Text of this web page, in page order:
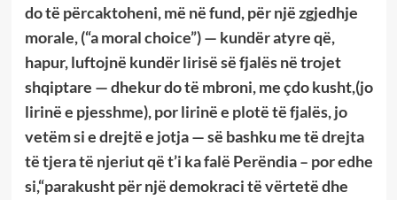
do të përcaktoheni, më në fund, për një zgjedhje
morale, (“a moral choice”) — kundër atyre që,
hapur, luftojnë kundër lirisë së fjalës në trojet
shqiptare — dhekur do të mbroni, me çdo kusht,(jo
lirinë e pjesshme), por lirinë e plotë të fjalës, jo
vetëm si e drejtë e jotja — së bashku me të drejta
të tjera të njeriut që t’i ka falë Perëndia – por edhe
si,“parakusht për një demokraci të vërtetë dhe